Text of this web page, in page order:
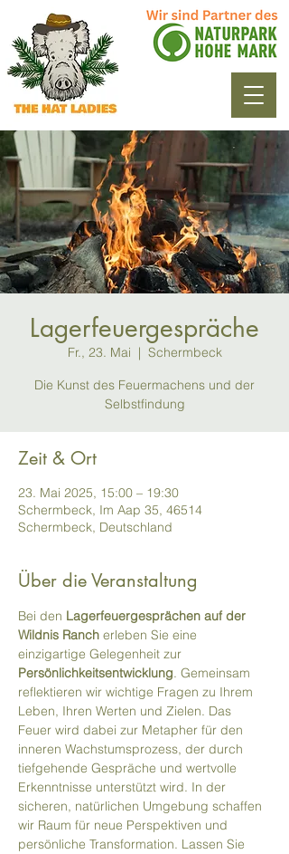
Lagerfeuergespräche
Fr., 23. Mai
  |
Schermbeck
Die Kunst des Feuermachens und der
Selbstfindung
Zeit & Ort
23. Mai 2025, 15:00 – 19:30
Schermbeck, Im Aap 35, 46514
Schermbeck, Deutschland
Über die Veranstaltung
Bei den Lagerfeuergesprächen auf der
Wildnis Ranch erleben Sie eine
einzigartige Gelegenheit zur
Persönlichkeitsentwicklung. Gemeinsam
reflektieren wir wichtige Fragen zu Ihrem
Leben, Ihren Werten und Zielen. Das
Feuer wird dabei zur Metapher für den
inneren Wachstumsprozess, der durch
tiefgehende Gespräche und wertvolle
Erkenntnisse unterstützt wird. In der
sicheren, natürlichen Umgebung schaffen
wir Raum für neue Perspektiven und
persönliche Transformation. Lassen Sie